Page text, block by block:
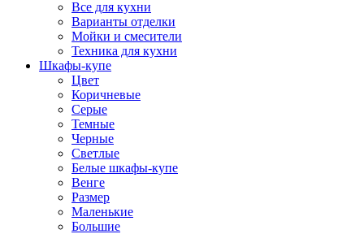
Все для кухни
Варианты отделки
Мойки и смесители
Техника для кухни
Шкафы-купе
Цвет
Коричневые
Серые
Темные
Черные
Светлые
Белые шкафы-купе
Венге
Размер
Маленькие
Большие